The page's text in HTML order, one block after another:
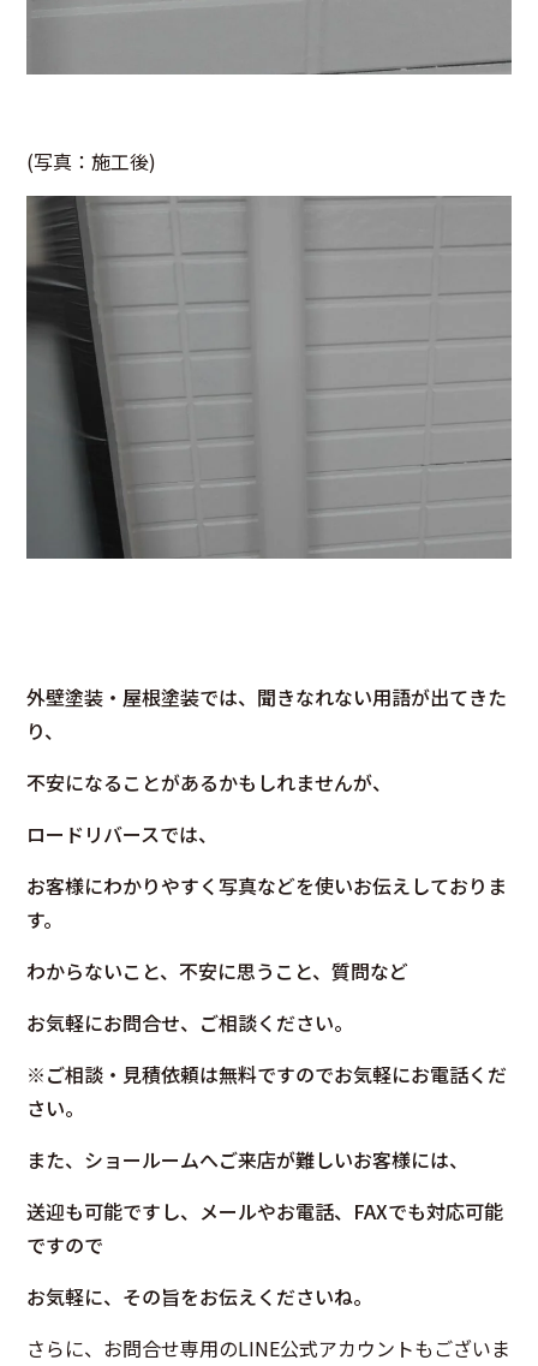
(写真：施工後)
外壁塗装・屋根塗装では、聞きなれない用語が出てきた
り、
不安になることがあるかもしれませんが、
ロードリバースでは、
お客様にわかりやすく写真などを使いお伝えしておりま
す。
わからないこと、不安に思うこと、質問など
お気軽にお問合せ、ご相談ください。
※ご相談・見積依頼は無料ですのでお気軽にお電話くだ
さい。
また、ショールームへご来店が難しいお客様には、
送迎も可能ですし、メールやお電話、FAXでも対応可能
ですので
お気軽に、その旨をお伝えくださいね。
さらに、お問合せ専用のLINE公式アカウントもございま